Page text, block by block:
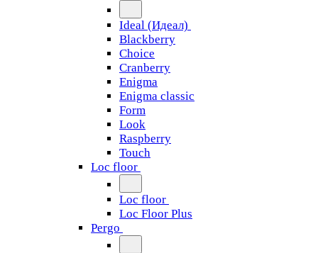
Ideal (Идеал)
Blackberry
Choice
Cranberry
Enigma
Enigma classic
Form
Look
Raspberry
Touch
Loc floor
Loc floor
Loc Floor Plus
Pergo